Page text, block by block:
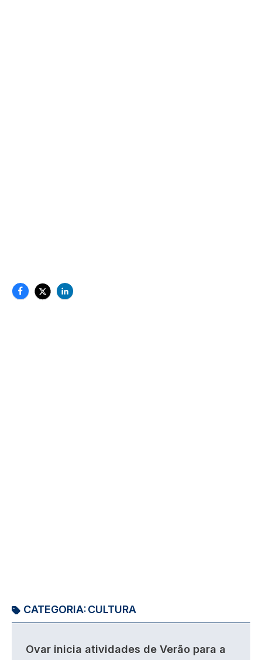
CATEGORIA:CULTURA
Ovar inicia atividades de Verão para a